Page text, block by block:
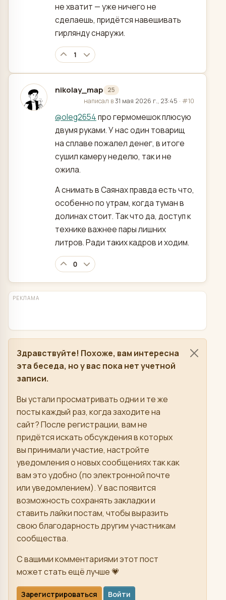
не хватит — уже ничего не
сделаешь, придётся навешивать
гирлянду снаружи.
1
nikolay_map 25
отредактировано
написал в31 мая 2026 г., 23:45 · #10
@oleg2654про гермомешок плюсую
двумя руками. У нас один товарищ
на сплаве пожалел денег, в итоге
сушил камеру неделю, так и не
ожила.
А снимать в Саянах правда есть что,
особенно по утрам, когда туман в
долинах стоит. Так что да, доступ к
технике важнее пары лишних
литров. Ради таких кадров и ходим.
0
РЕКЛАМА
Здравствуйте! Похоже, вам интересна
эта беседа, но у вас пока нет учетной
записи.
Вы устали просматривать одни и те же
посты каждый раз, когда заходите на
сайт? После регистрации, вам не
придётся искать обсуждения в которых
вы принимали участие, настройте
уведомления о новых сообщениях так как
вам это удобно (по электронной почте
или уведомлением). У вас появится
возможность сохранять закладки и
ставить лайки постам, чтобы выразить
свою благодарность другим участникам
сообщества.
С вашими комментариями этот пост
может стать ещё лучше 💗
Зарегистрироваться Войти